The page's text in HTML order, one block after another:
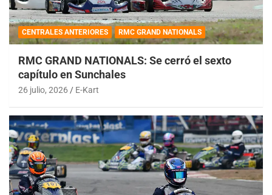
CENTRALES ANTERIORES RMC GRAND NATIONALS
RMC GRAND NATIONALS: Se cerró el sexto
capítulo en Sunchales
26 julio, 2026 E-Kart